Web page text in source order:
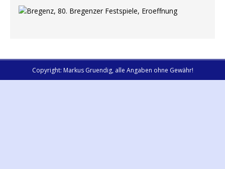
Copyright: Markus Gruendig, alle Angaben ohne Gewähr!